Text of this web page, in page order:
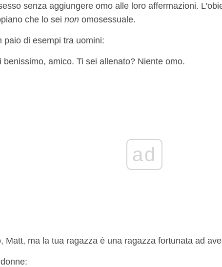
senza aggiungere omo alle loro affermazioni.
che lo sei non omosessuale.
paio di esempi tra uomini:
benissimo, amico. Ti sei allenato? Niente omo.
ad
Matt, ma la tua ragazza è una ragazza fortunata ad